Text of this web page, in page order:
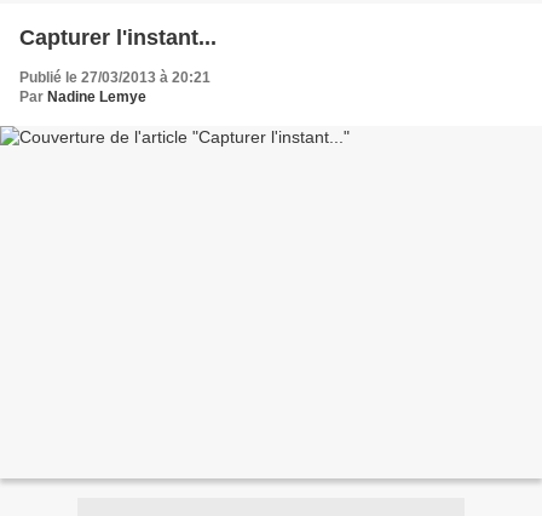
Capturer l'instant...
Publié le 27/03/2013 à 20:21
Par Nadine Lemye